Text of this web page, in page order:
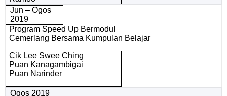
Jun – Ogos
2019
Program Speed Up Bermodul
Cemerlang Bersama Kumpulan Belajar
Cik Lee Swee Ching
Puan Kanagambigai
Puan Narinder
Ogos 2019